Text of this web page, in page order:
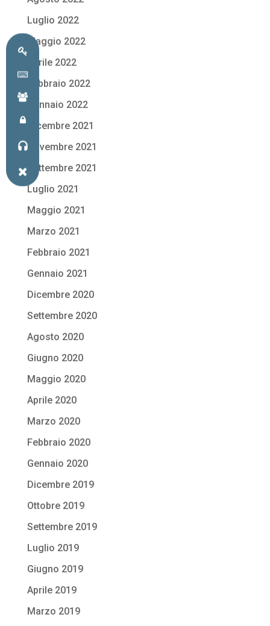
Luglio 2022
Maggio 2022
Aprile 2022
Febbraio 2022
Gennaio 2022
Dicembre 2021
Novembre 2021
Settembre 2021
Luglio 2021
Maggio 2021
Marzo 2021
Febbraio 2021
Gennaio 2021
Dicembre 2020
Settembre 2020
Agosto 2020
Giugno 2020
Maggio 2020
Aprile 2020
Marzo 2020
Febbraio 2020
Gennaio 2020
Dicembre 2019
Ottobre 2019
Settembre 2019
Luglio 2019
Giugno 2019
Aprile 2019
Marzo 2019